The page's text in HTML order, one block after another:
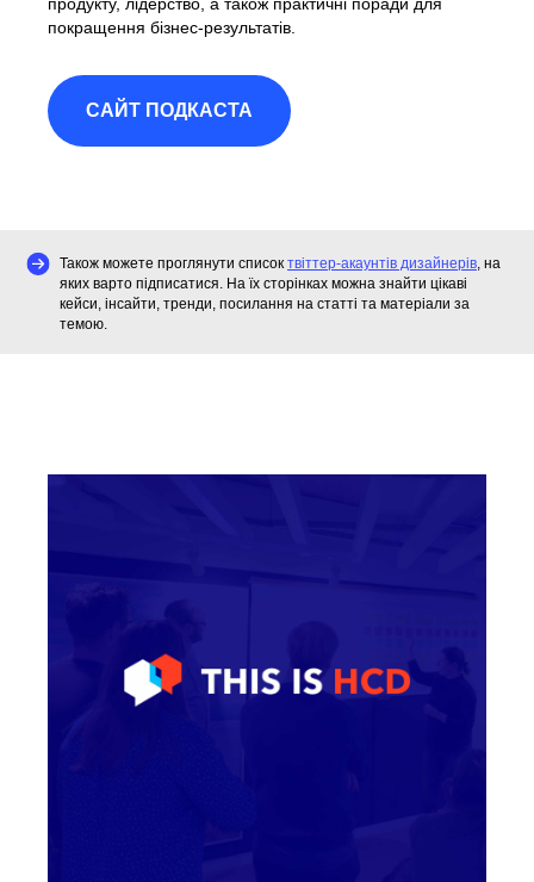
покращення бізнес-результатів.
САЙТ ПОДКАСТА
Також можете проглянути список твіттер-акаунтів дизайнерів , на
яких варто підписатися. На їх сторінках можна знайти цікаві
кейси, інсайти, тренди, посилання на статті та матеріали за
темою.